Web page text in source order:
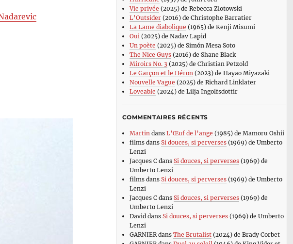
Vie privée (2025) de Rebecca Zlotowski
L’Outsider(2016) de Christophe Barratier
La Lame diabolique (1965) de Kenji Misumi
Oui(2025) de Nadav Lapid
Un poète (2025) de Simón Mesa Soto
The Nice Guys(2016) de Shane Black
Miroirs No. 3 (2025) de Christian Petzold
Le Garçon et le Héron(2023) de Hayao Miyazaki
Nouvelle Vague (2025) de Richard Linklater
Loveable (2024) de Lilja Ingolfsdottir
COMMENTAIRES RÉCENTS
Martin dans L’Œuf de l’ange (1985) de Mamoru Oshii
filmsdans Si douces, si perverses(1969) de Umberto
Lenzi
Jacques Cdans Si douces, si perverses(1969) de
Umberto Lenzi
filmsdans Si douces, si perverses(1969) de Umberto
Lenzi
Jacques Cdans Si douces, si perverses(1969) de
Umberto Lenzi
David dans Si douces, si perverses(1969) de Umberto
Lenzi
GARNIERdans The Brutalist(2024) de Brady Corbet